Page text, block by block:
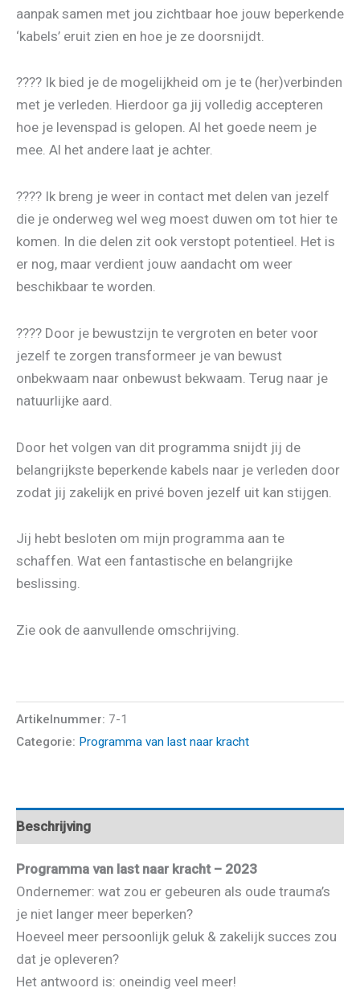
aanpak samen met jou zichtbaar hoe jouw beperkende
‘kabels’ eruit zien en hoe je ze doorsnijdt.
???? Ik bied je de mogelijkheid om je te (her)verbinden
met je verleden. Hierdoor ga jij volledig accepteren
hoe je levenspad is gelopen. Al het goede neem je
mee. Al het andere laat je achter.
???? Ik breng je weer in contact met delen van jezelf
die je onderweg wel weg moest duwen om tot hier te
komen. In die delen zit ook verstopt potentieel. Het is
er nog, maar verdient jouw aandacht om weer
beschikbaar te worden.
???? Door je bewustzijn te vergroten en beter voor
jezelf te zorgen transformeer je van bewust
onbekwaam naar onbewust bekwaam. Terug naar je
natuurlijke aard.
Door het volgen van dit programma snijdt jij de
belangrijkste beperkende kabels naar je verleden door
zodat jij zakelijk en privé boven jezelf uit kan stijgen.
Jij hebt besloten om mijn programma aan te
schaffen. Wat een fantastische en belangrijke
beslissing.
Zie ook de aanvullende omschrijving.
Artikelnummer: 7-1
Categorie: Programma van last naar kracht
Beschrijving
Programma van last naar kracht – 2023
Ondernemer: wat zou er gebeuren als oude trauma’s
je niet langer meer beperken?
Hoeveel meer persoonlijk geluk & zakelijk succes zou
dat je opleveren?
Het antwoord is: oneindig veel meer!